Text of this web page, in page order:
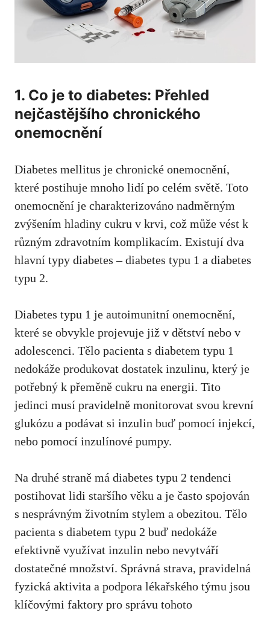
1.⁢ Co je ⁣to⁣ diabetes: Přehled
nejčastějšího chronického‌
onemocnění
Diabetes mellitus je chronické onemocnění,
které postihuje mnoho lidí po celém ⁣světě. Toto
onemocnění je charakterizováno ⁣nadměrným
zvýšením ⁣hladiny cukru⁣ v‍ krvi, ⁢což může vést​ k
různým ‌zdravotním ⁢komplikacím. Existují dva
‌hlavní typy diabetes – diabetes typu 1‍ a diabetes
typu⁣ 2.
Diabetes typu‌ 1 je⁣ autoimunitní onemocnění,
které se‍ obvykle projevuje již v ‌dětství nebo v‌
adolescenci. Tělo ‌pacienta s⁣ diabetem typu 1
nedokáže produkovat ⁢dostatek ⁣inzulinu, který je
potřebný k přeměně cukru na energii. Tito
jedinci musí⁣ pravidelně monitorovat svou krevní
glukózu a ‌podávat⁤ si‍ inzulin buď pomocí⁢ injekcí,
‌nebo​ pomocí ⁤inzulínové ⁣pumpy.
Na druhé ‍straně má diabetes typu 2 tendenci
postihovat lidi staršího věku a je často spojován
s nesprávným‌ životním ‍stylem a obezitou. Tělo​
pacienta s diabetem typu 2 buď nedokáže
efektivně využívat inzulin nebo nevytváří
dostatečné množství. Správná strava, pravidelná
fyzická⁣ aktivita a podpora‍ lékařského týmu jsou
klíčovými⁣ faktory pro‍ správu tohoto ​